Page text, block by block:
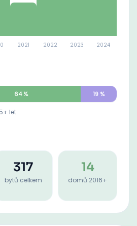
2021 2022 2023 2024
64% 19 %
let
317
bytů celkem
14
domů 2016+